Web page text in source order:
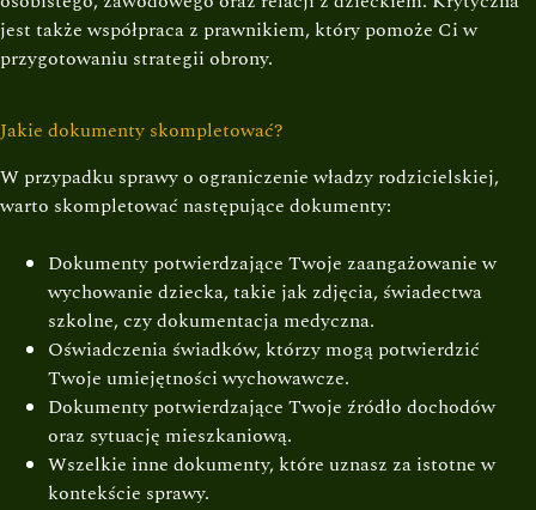
jest także współpraca z prawnikiem, który pomoże Ci w
przygotowaniu strategii obrony.
Jakie dokumenty skompletować?
W przypadku sprawy o ograniczenie władzy rodzicielskiej,
warto skompletować następujące dokumenty:
Dokumenty potwierdzające Twoje zaangażowanie w
wychowanie dziecka, takie jak zdjęcia, świadectwa
szkolne, czy dokumentacja medyczna.
Oświadczenia świadków, którzy mogą potwierdzić
Twoje umiejętności wychowawcze.
Dokumenty potwierdzające Twoje źródło dochodów
oraz sytuację mieszkaniową.
Wszelkie inne dokumenty, które uznasz za istotne w
kontekście sprawy.